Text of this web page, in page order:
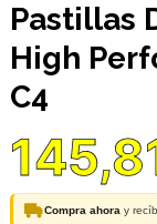
Pastillas
High
C4
Compra ahora y